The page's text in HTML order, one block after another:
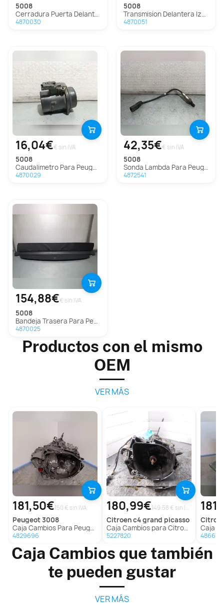
5008
Cerradura Puerta Delantera Izquierda Para Peugeot 5008
4870030
5008
Transmision Delantera Izquierda Para Peugeot 5008
4870051
16,04€€ sin IVA
5008
Caudalimetro Para Peugeot 5008
4870029
42,35€€ sin IVA
5008
Sonda Lambda Para Peugeot 5008
4872541
154,88€€ sin IVA
5008
Bandeja Trasera Para Peugeot 5008
4870025
Productos con el mismo
OEM
VER MÁS
181,50€150 € sin IVA
peugeot3008
Caja Cambios Para Peugeot 3008
4829696
180,99€ 149.58 € sin IVA
citroenc4 grand picasso
Caja Cambios para Citroën C4 Grand Picasso
5227820
Caja
4866117
Caja Cambios que también
te pueden gustar
VER MÁS